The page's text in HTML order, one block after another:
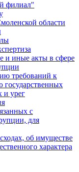
филиал"
области
и иные акты в сфере
требований к
и урег
с
для
об имуществе
характера